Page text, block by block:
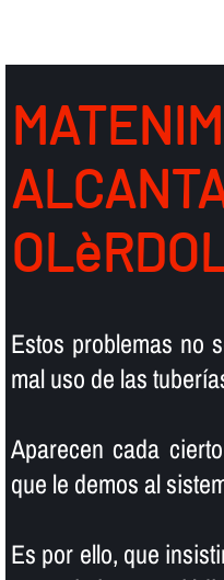
Estos problemas no
mal uso de las
Aparecen cada
que le demos al
Es por ello, que